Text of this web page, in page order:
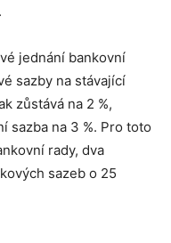
jednání bankovní
sazby na stávající
zůstává na 2 %,
sazba na 3 %. Pro toto
rady, dva
sazeb o 25